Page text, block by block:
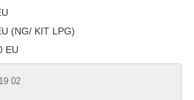
(NG/ KIT LPG)
EU
02